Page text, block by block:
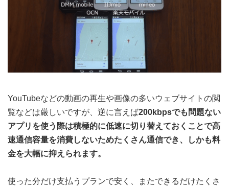
YouTubeなどの動画の再生や画像の多いウェブサイトの閲
覧などは厳しいですが、逆に言えば200kbpsでも問題ない
アプリを使う際は積極的に低速に切り替えておくことで高
速通信容量を消費しないためたくさん通信でき、しかも料
金を大幅に抑えられます。
使った分だけ支払うプランで安く、またできるだけたくさ